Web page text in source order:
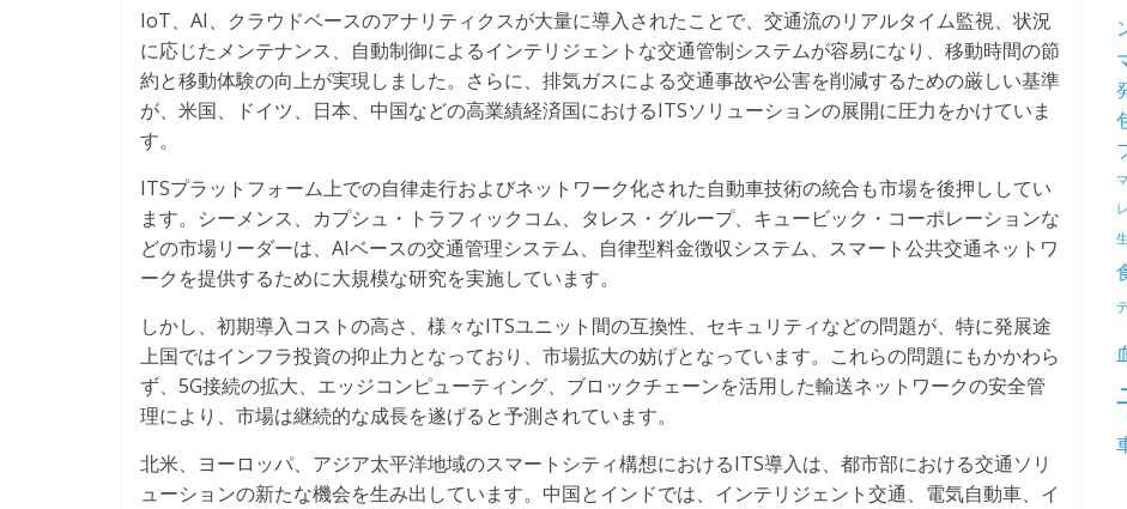
IoT、AI、クラウドベースのアナリティクスが大量に導入されたことで、交通流のリアルタイム監視、状況
に応じたメンテナンス、自動制御によるインテリジェントな交通管制システムが容易になり、移動時間の節
約と移動体験の向上が実現しました。さらに、排気ガスによる交通事故や公害を削減するための厳しい基準
が、米国、ドイツ、日本、中国などの高業績経済国におけるITSソリューションの展開に圧力をかけていま
す。
ITSプラットフォーム上での自律走行およびネットワーク化された自動車技術の統合も市場を後押ししてい
ます。シーメンス、カプシュ・トラフィックコム、タレス・グループ、キュービック・コーポレーションな
どの市場リーダーは、AIベースの交通管理システム、自律型料金徴収システム、スマート公共交通ネットワ
ークを提供するために大規模な研究を実施しています。
しかし、初期導入コストの高さ、様々なITSユニット間の互換性、セキュリティなどの問題が、特に発展途
上国ではインフラ投資の抑止力となっており、市場拡大の妨げとなっています。これらの問題にもかかわら
ず、5G接続の拡大、エッジコンピューティング、ブロックチェーンを活用した輸送ネットワークの安全管
理により、市場は継続的な成長を遂げると予測されています。
北米、ヨーロッパ、アジア太平洋地域のスマートシティ構想におけるITS導入は、都市部における交通ソリ
ューションの新たな機会を生み出しています。中国とインドでは、インテリジェント交通、電気自動車、イ